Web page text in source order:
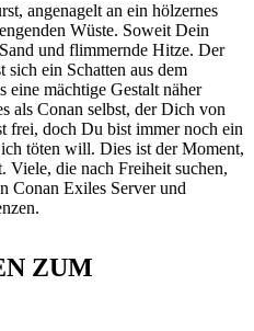
angenagelt an ein hölzernes
Wüste. Soweit Dein
und flimmernde Hitze. Der
sich ein Schatten aus dem
mächtige Gestalt näher
als Conan selbst, der Dich von
frei, doch Du bist immer noch ein
töten will. Dies ist der Moment,
Viele, die nach Freiheit suchen,
Conan Exiles Server und
ZUM